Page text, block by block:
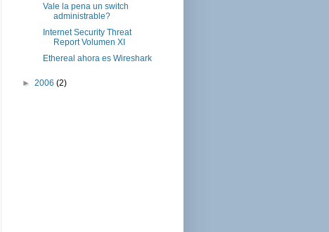
Vale la pena un switch
administrable?
Internet Security Threat
Report Volumen XI
Ethereal ahora es Wireshark
► 2006 (2)